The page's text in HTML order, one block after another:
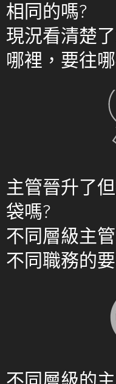
相同的嗎?
現況看清楚
哪裡，要往
主管晉升了
袋嗎?
不同層級主
不同職務的